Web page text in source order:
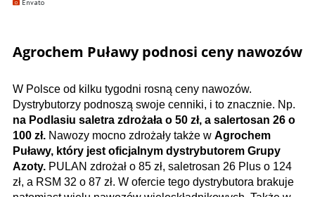
Envato
Agrochem Puławy podnosi ceny nawozów
W Polsce od kilku tygodni rosną ceny nawozów.
Dystrybutorzy podnoszą swoje cenniki, i to znacznie. Np.
na Podlasiu saletra zdrożała o 50 zł, a salertosan 26 o
100 zł. Nawozy mocno zdrożały także w Agrochem
Puławy, który jest oficjalnym dystrybutorem Grupy
Azoty. PULAN zdrożał o 85 zł, saletrosan 26 Plus o 124
zł, a RSM 32 o 87 zł. W ofercie tego dystrybutora brakuje